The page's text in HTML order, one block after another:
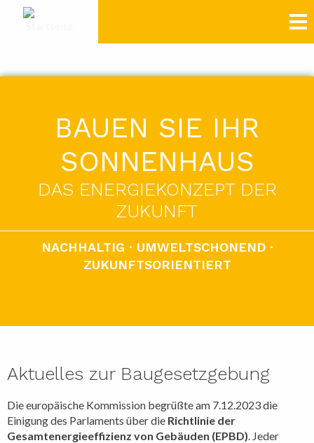
Direkt
BAUEN SIE IHR
SONNENHAUS
DAS ENERGIEKONZEPT DER
ZUKUNFT
NACHHALTIG · UMWELTSCHONEND ·
ZUKUNFTSORIENTIERT
Aktuelles zur Baugesetzgebung
Die europäische Kommission begrüßte am 7.12.2023 die
Einigung des Parlaments über die Richtlinie der
Gesamtenergieeffizienz von Gebäuden (EPBD). Jeder